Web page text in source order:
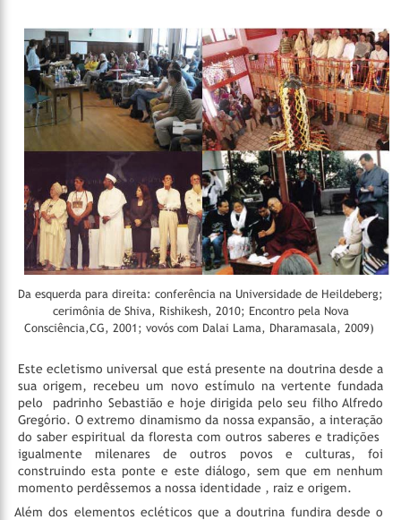
Da esquerda para direita: conferência na Universidade de Heildeberg;
cerimônia de Shiva, Rishikesh, 2010; Encontro pela Nova
Consciência,CG, 2001; vovós com Dalai Lama, Dharamasala, 2009)
Este ecletismo universal que está presente na doutrina desde a
sua origem, recebeu um novo estímulo na vertente fundada
pelo padrinho Sebastião e hoje dirigida pelo seu filho Alfredo
Gregório. O extremo dinamismo da nossa expansão, a interação
do saber espiritual da floresta com outros saberes e tradições
igualmente milenares de outros povos e culturas, foi
construindo esta ponte e este diálogo, sem que em nenhum
momento perdêssemos a nossa identidade , raiz e origem.
Além dos elementos ecléticos que a doutrina fundira desde o